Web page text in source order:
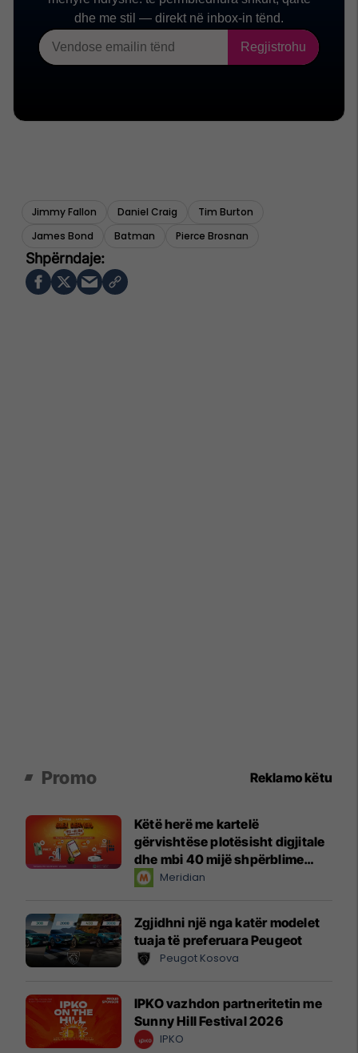
Jimmy Fallon Daniel Craig
Tim Burton
James Bond
Batman Pierce Brosnan
Promo Reklamo këtu
Këtë herë me kartelë
gërvishtëse plotësisht digjitale
dhe mbi 40 mijë shpërblime
instant!Meridian
Zgjidhni një nga katër modelet
tuaja të preferuara Peugeot
Peugot Kosova
IPKO vazhdon partneritetin me
Sunny Hill Festival 2026
IPKO